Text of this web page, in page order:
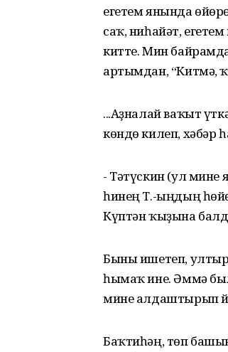
егетем янында
саҡ, ниһа­йәт,
китте. Мин
артымдан, “Китмә,
...Аҙналай ваҡыт
көндө килеп, хәбәр
- Тәтүскин (ул мине
һинең Т.-ыңдың
Күптән ҡыҙына
Быны ишетеп,
һымаҡ ине. Әммә
мине алдаштырып
Баҡтиһәң, төп